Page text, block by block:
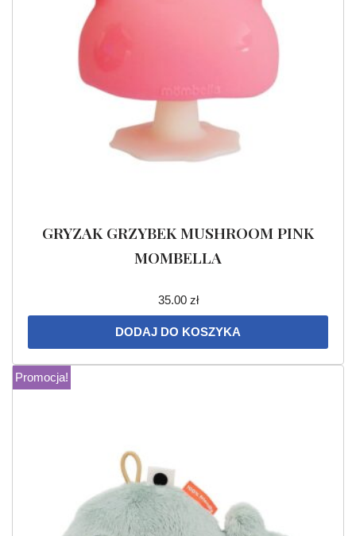
GRYZAK GRZYBEK MUSHROOM PINK
MOMBELLA
35.00 zł
DODAJ DO KOSZYKA
Promocja!